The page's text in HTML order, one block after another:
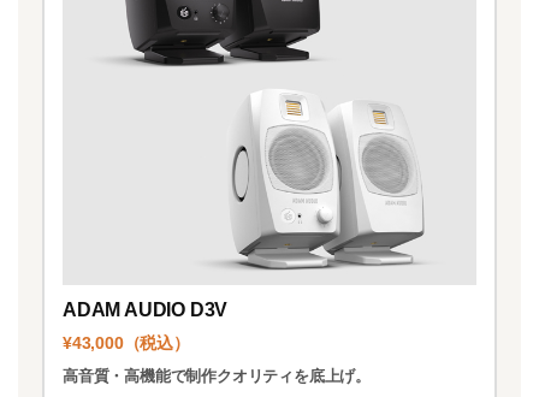
ADAM AUDIO D3V
¥43,000（税込）
高音質・高機能で制作クオリティを底上げ。